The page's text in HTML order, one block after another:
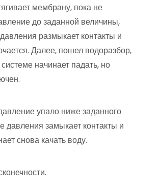
мембрану, пока не
до заданной величины,
размыкает контакты и
Далее, пошел водоразбор,
начинает падать, но
упало ниже заданного
давления замыкает контакты и
снова качать воду.